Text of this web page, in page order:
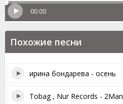
00:00
Похожие песни
ирина бондарева - осень
Tobag , Nur Records - 2Man